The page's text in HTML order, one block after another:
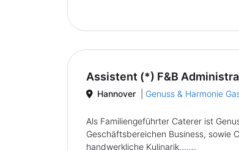
Assistent (*) F&B
Hannover Genuss & Harmonie
Als Familiengeführter Caterer ist
Geschäftsbereichen Business, sowie
handwerkliche Kulinarik.......